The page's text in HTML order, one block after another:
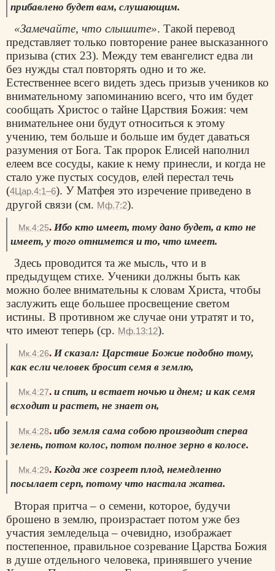
прибавлено будет вам, слушающим.
«Замечайте, что слышите». Такой перевод
представляет только повторение ранее высказанного
призыва (стих 23). Между тем евангелист едва ли
без нужды стал повторять одно и то же.
Естественнее всего видеть здесь призыв учеников ко
внимательному запоминанию всего, что им будет
сообщать Христос о тайне Царствия Божия: чем
внимательнее они будут относиться к этому
учению, тем больше и больше им будет даваться
разумения от Бога. Так пророк Елисей наполнил
елеем все сосуды, какие к нему принесли, и когда не
стало уже пустых сосудов, елей перестал течь
(4Цар.4:1–6). У Матфея это изречение приведено в
другой связи (см. Мф.7:2).
Мк.4:25. Ибо кто имеет, тому дано будет, а кто не
имеет, у того отнимется и то, что имеет.
Здесь проводится та же мысль, что и в
предыдущем стихе. Ученики должны быть как
можно более внимательны к словам Христа, чтобы
заслужить еще большее просвещение светом
истины. В противном же случае они утратят и то,
что имеют теперь (ср. Мф.13:12).
Мк.4:26. И сказал: Царствие Божие подобно тому,
как если человек бросит семя в землю,
Мк.4:27. и спит, и встает ночью и днем; и как семя
всходит и растет, не знает он,
Мк.4:28. ибо земля сама собою производит сперва
зелень, потом колос, потом полное зерно в колосе.
Мк.4:29. Когда же созреет плод, немедленно
посылает серп, потому что настала жатва.
Вторая притча – о семени, которое, будучи
брошено в землю, произрастает потом уже без
участия земледельца – очевидно, изображает
постепенное, правильное созревание Царства Божия
в душе отдельного человека, принявшего учение